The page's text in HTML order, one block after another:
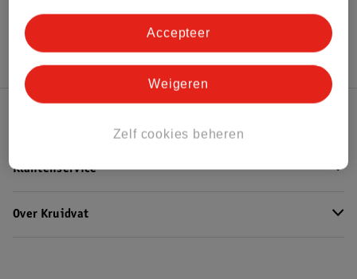
Hoe controleren wij de reviews?
Klantenservice
Over Kruidvat
Zelf cookies beheren
Weigeren
Accepteer